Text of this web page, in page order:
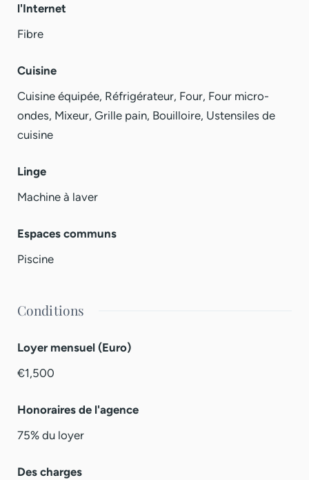
l'Internet
Fibre
Cuisine
Cuisine équipée, Réfrigérateur, Four, Four micro-
ondes, Mixeur, Grille pain, Bouilloire, Ustensiles de
cuisine
Linge
Machine à laver
Espaces communs
Piscine
Conditions
Loyer mensuel (Euro)
€1,500
Honoraires de l'agence
75% du loyer
Des charges